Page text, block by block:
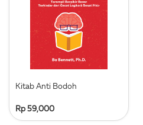
Kitab Anti Bodoh
Rp 59,000